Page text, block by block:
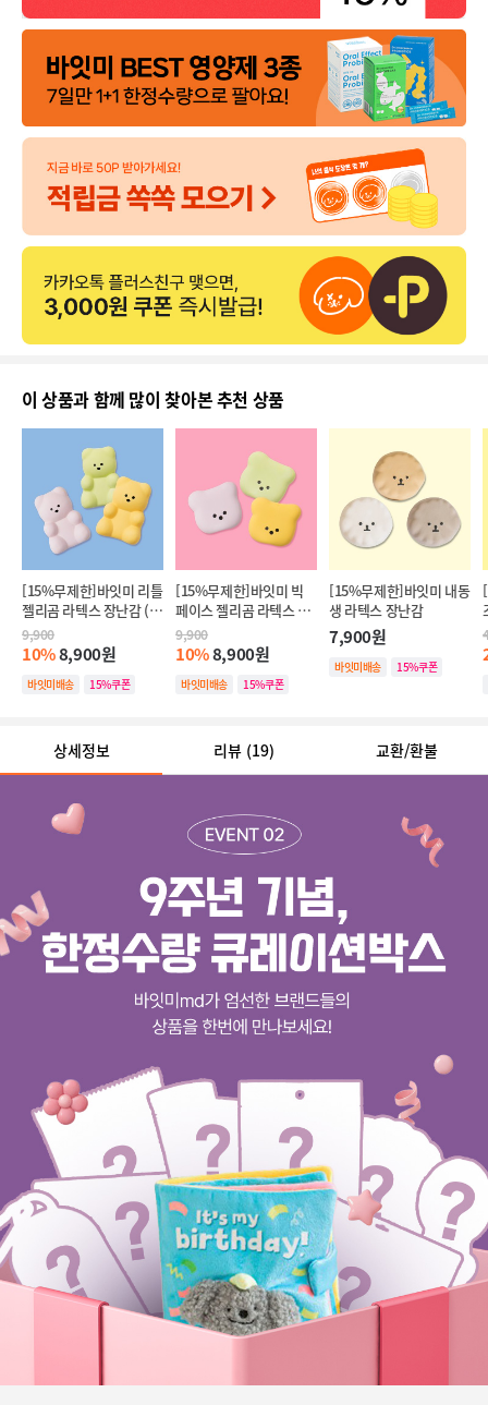
이 상품과 함께 많이 찾아본 추천 상품
[15%무제한]바잇미 리틀
젤리곰 라텍스 장난감 (3
개입)
9,900
10%8,900원
바잇미배송 15%쿠폰
[15%무제한]바잇미 빅
페이스 젤리곰 라텍스 장
난감 (3개입)
9,900
10%8,900원
바잇미배송 15%쿠폰
[15%무제한]바잇미 내동
생 라텍스 장난감
7,900원
바잇미배송 15%쿠폰
상세정보 리뷰 (19) 교환/환불